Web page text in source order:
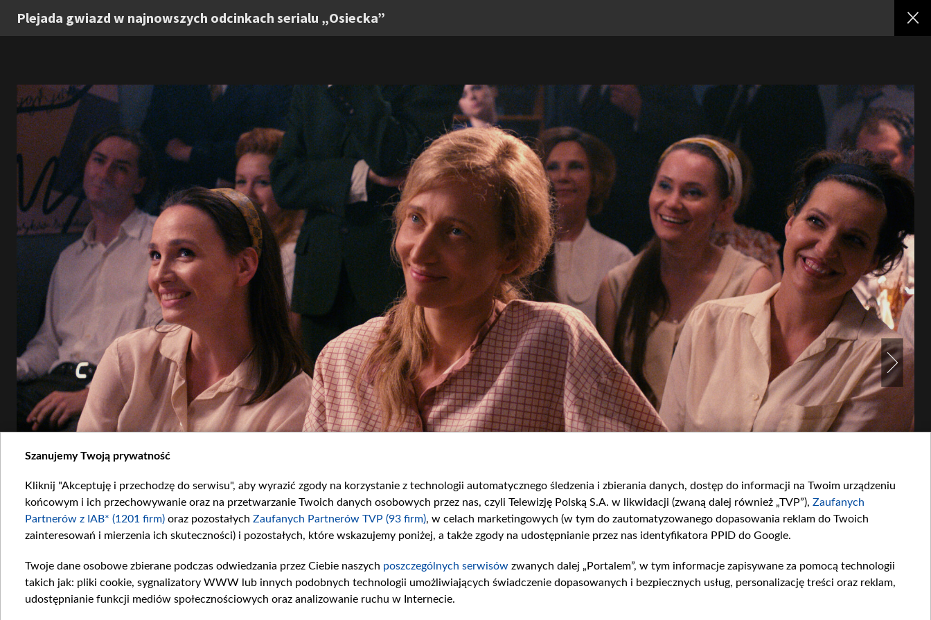
Plejada gwiazd w najnowszych odcinkach serialu „Osiecka”
Od szóstego odcinka serialu w rolę poetki wciela się Magdalena Popławska (fot. TVP)
Szanujemy Twoją prywatność
Kliknij "Akceptuję i przechodzę do serwisu", aby wyrazić zgody na korzystanie z technologii automatycznego śledzenia i zbierania danych, dostęp do informacji na Twoim urządzeniu
końcowym i ich przechowywanie oraz na przetwarzanie Twoich danych osobowych przez nas, czyli Telewizję Polską S.A. w likwidacji (zwaną dalej również „TVP”), Zaufanych
Partnerów z IAB* (1201 firm) oraz pozostałych Zaufanych Partnerów TVP (93 firm), w celach marketingowych (w tym do zautomatyzowanego dopasowania reklam do Twoich
zainteresowań i mierzenia ich skuteczności) i pozostałych, które wskazujemy poniżej, a także zgody na udostępnianie przez nas identyfikatora PPID do Google.
Twoje dane osobowe zbierane podczas odwiedzania przez Ciebie naszych poszczególnych serwisów zwanych dalej „Portalem”, w tym informacje zapisywane za pomocą technologii
takich jak: pliki cookie, sygnalizatory WWW lub innych podobnych technologii umożliwiających świadczenie dopasowanych i bezpiecznych usług, personalizację treści oraz reklam,
udostępnianie funkcji mediów społecznościowych oraz analizowanie ruchu w Internecie.